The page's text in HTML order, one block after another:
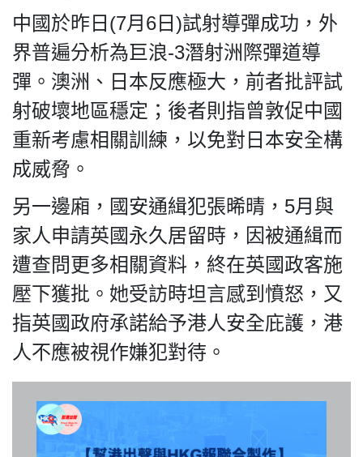
系列
活動
關於我們
我們的立場
中國於昨日(7月6日)試射導彈成功，外
界普遍分析為巨浪-3潛射洲際彈道導
彈。澳洲、日本反應極大，前者批評試
射破壞地區穩定；後者則指曾敦促中國
重新考慮相關訓練，以免對日本安全構
成威脅。
另一邊廂，國安通緝犯張晞晴，5月與
家人申請英國永久居留時，因被通緝而
遭查問更多相關資料，終在英國政客施
壓下獲批。她受訪時坦言感到憤怒，又
指英國政府承諾給予港人安全庇護，港
人不應被視作嫌犯對待。